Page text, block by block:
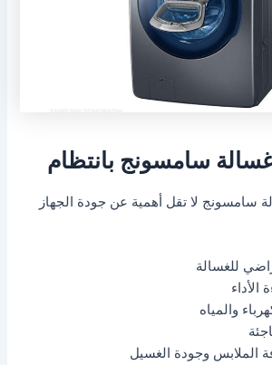
غسالة سامسونج بانتظام
سامسونج لا تقل أهمية عن جودة الجهاز
للغسالة
والمياه
الملابس وجودة الغسيل